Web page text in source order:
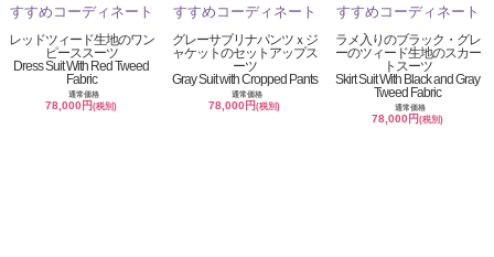
レッドツィード生地のワン
ピーススーツ
Dress Suit With Red Tweed
Fabric
通常価格
78,000円(税別)
グレーサブリナパンツｘジ
ャケットのセットアップス
ーツ
Gray Suit with Cropped Pants
通常価格
78,000円(税別)
ラメ入りのブラック・グレ
ーのツィード生地のスカー
トスーツ
Skirt Suit With Black and Gray
Tweed Fabric
通常価格
78,000円(税別)